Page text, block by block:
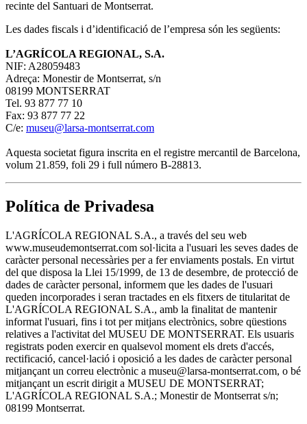
recinte del Santuari de Montserrat.
Les dades fiscals i d’identificació de l’empresa són les següents:
L’AGRÍCOLA REGIONAL, S.A.
NIF: A28059483
Adreça: Monestir de Montserrat, s/n
08199 MONTSERRAT
Tel. 93 877 77 10
Fax: 93 877 77 22
C/e: museu@larsa-montserrat.com
Aquesta societat figura inscrita en el registre mercantil de Barcelona,
volum 21.859, foli 29 i full número B-28813.
Política de Privadesa
L'AGRÍCOLA REGIONAL S.A., a través del seu web
www.museudemontserrat.com sol·licita a l'usuari les seves dades de
caràcter personal necessàries per a fer enviaments postals. En virtut
del que disposa la Llei 15/1999, de 13 de desembre, de protecció de
dades de caràcter personal, informem que les dades de l'usuari
queden incorporades i seran tractades en els fitxers de titularitat de
L'AGRÍCOLA REGIONAL S.A., amb la finalitat de mantenir
informat l'usuari, fins i tot per mitjans electrònics, sobre qüestions
relatives a l'activitat del MUSEU DE MONTSERRAT. Els usuaris
registrats poden exercir en qualsevol moment els drets d'accés,
rectificació, cancel·lació i oposició a les dades de caràcter personal
mitjançant un correu electrònic a museu@larsa-montserrat.com, o bé
mitjançant un escrit dirigit a MUSEU DE MONTSERRAT;
L'AGRÍCOLA REGIONAL S.A.; Monestir de Montserrat s/n;
08199 Montserrat.